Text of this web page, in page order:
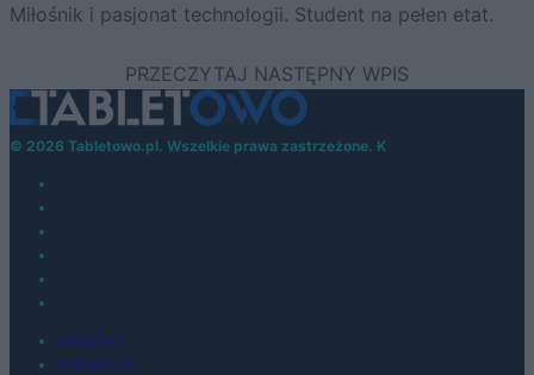
Miłośnik i pasjonat technologii. Student na pełen etat.
© 2026 Tabletowo.pl. Wszelkie prawa zastrzeżone. K
KONTAKT
REDAKCJA